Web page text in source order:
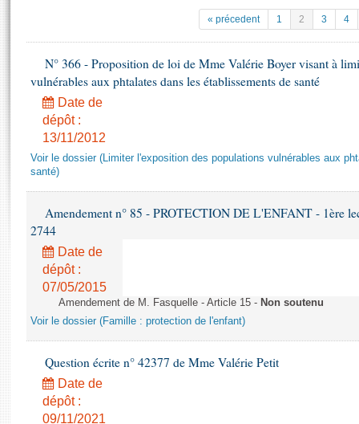
Projets de loi
Propositions de loi
Amendements
Textes adoptés
Rapports d'information
Rapports d'enquête
Rapports législatifs
Rapports sur l'application des lois
Baromètre de l’application des lois
Budget et sécurité sociale
( Constitution | Règlement de l'Assemblée ... )
Juniors
Anciennes législatures
Liens vers les sites publics
Contacts et plan d'accès
Photos libres de droit
« précedent 1 2 3 4
N° 366 - Proposition de loi de Mme Valérie Boyer visant à
vulnérables aux phtalates dans les établissements de santé
Date de
dépôt :
13/11/2012
Voir le dossier (Limiter l'exposition des populations vulnérables aux
santé)
Amendement n° 85 - PROTECTION DE L'ENFANT - 1ère
2744
Date de
dépôt :
07/05/2015
Amendement de M. Fasquelle - Article 15 - Non soutenu
Voir le dossier (Famille : protection de l'enfant)
Question écrite n° 42377 de Mme Valérie Petit
Date de
dépôt :
09/11/2021